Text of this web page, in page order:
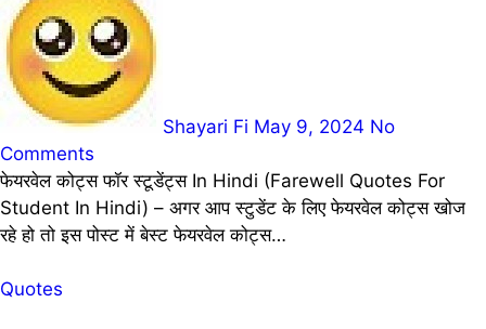
Shayari Fi May 9, 2024 No
Comments
फेयरवेल कोट्स फॉर स्टूडेंट्स In Hindi (Farewell Quotes For
Student In Hindi) – अगर आप स्टुडेंट के लिए फेयरवेल कोट्स खोज
रहे हो तो इस पोस्ट में बेस्ट फेयरवेल कोट्स…
Quotes